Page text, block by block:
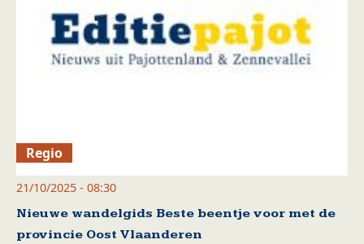
Regio
21/10/2025 - 08:30
Nieuwe wandelgids Beste beentje voor met de
provincie Oost Vlaanderen